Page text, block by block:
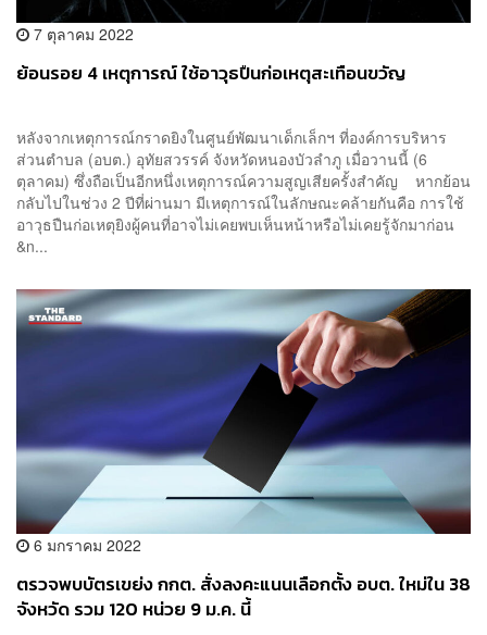
7 ตุลาคม 2022
ย้อนรอย 4 เหตุการณ์ ใช้อาวุธปืนก่อเหตุสะเทือนขวัญ
หลังจากเหตุการณ์กราดยิงในศูนย์พัฒนาเด็กเล็กฯ ที่องค์การบริหาร
ส่วนตำบล (อบต.) อุทัยสวรรค์ จังหวัดหนองบัวลำภู เมื่อวานนี้ (6
ตุลาคม) ซึ่งถือเป็นอีกหนึ่งเหตุการณ์ความสูญเสียครั้งสำคัญ หากย้อน
กลับไปในช่วง 2 ปีที่ผ่านมา มีเหตุการณ์ในลักษณะคล้ายกันคือ การใช้
อาวุธปืนก่อเหตุยิงผู้คนที่อาจไม่เคยพบเห็นหน้าหรือไม่เคยรู้จักมาก่อน
&n...
6 มกราคม 2022
ตรวจพบบัตรเขย่ง กกต. สั่งลงคะแนนเลือกตั้ง อบต. ใหม่ใน 38
จังหวัด รวม 120 หน่วย 9 ม.ค. นี้